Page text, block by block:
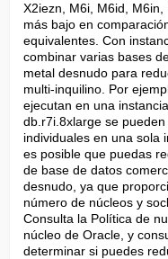
X2iezn, M6i, M6id,
más bajo en
equivalentes. Con
combinar varias bases
metal desnudo para
multi-inquilino. Por
ejecutan en una
db.r7i.8xlarge se
individuales en una sola
es posible que puedas
de base de datos
desnudo, ya que
número de núcleos y
Consulta la Política de
núcleo de Oracle, y
determinar si puedes